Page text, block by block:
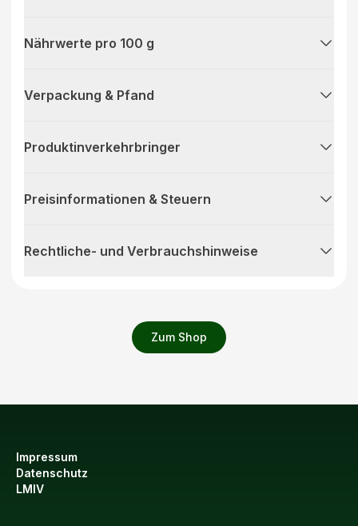
Zum Shop
Nährwerte pro 100 g
Verpackung & Pfand
Produktinverkehrbringer
Preisinformationen & Steuern
Rechtliche- und Verbrauchshinweise
Impressum
Datenschutz
LMIV